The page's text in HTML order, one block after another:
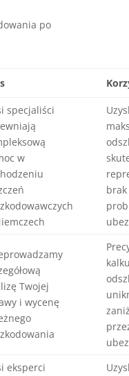
po
specjaliści
w
Twojej
i wycenę
eksperci